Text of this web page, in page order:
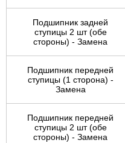
Подшипник задней
ступицы 2 шт (обе
стороны) - Замена
Подшипник передней
ступицы (1 сторона) -
Замена
Подшипник передней
ступицы 2 шт (обе
стороны) - Замена